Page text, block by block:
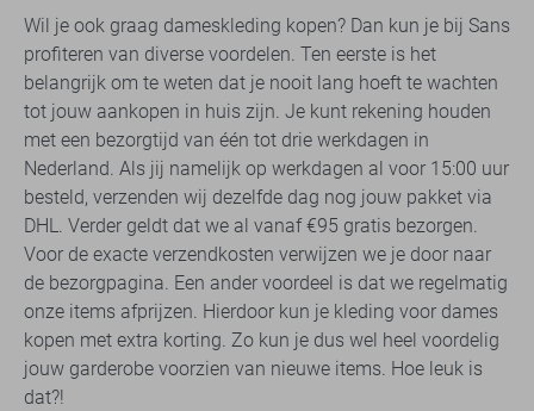
Wil je ook graag dameskleding kopen? Dan kun je bij Sans
profiteren van diverse voordelen. Ten eerste is het
belangrijk om te weten dat je nooit lang hoeft te wachten
tot jouw aankopen in huis zijn. Je kunt rekening houden
met een bezorgtijd van één tot drie werkdagen in
Nederland. Als jij namelijk op werkdagen al voor 15:00 uur
besteld, verzenden wij dezelfde dag nog jouw pakket via
DHL. Verder geldt dat we al vanaf €95 gratis bezorgen.
Voor de exacte verzendkosten verwijzen we je door naar
de bezorgpagina. Een ander voordeel is dat we regelmatig
onze items afprijzen. Hierdoor kun je kleding voor dames
kopen met extra korting. Zo kun je dus wel heel voordelig
jouw garderobe voorzien van nieuwe items. Hoe leuk is
dat?!